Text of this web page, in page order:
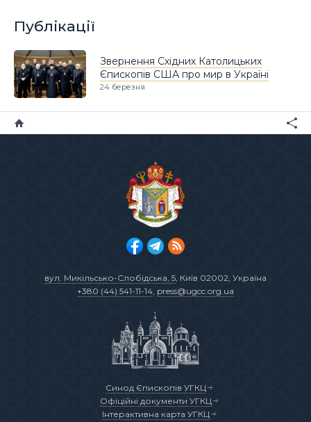
Публікації
Звернення Східних Католицьких
Єпископів США про мир в Україні
24 березня
вул. Микільсько-Слобідська, 5, Київ 02002, Україна
+380 (44) 541-11-14, press@ugcc.org.ua
Синод Єпископів УГКЦ
Офіційні документи УГКЦ
Інтерактивна карта УГКЦ